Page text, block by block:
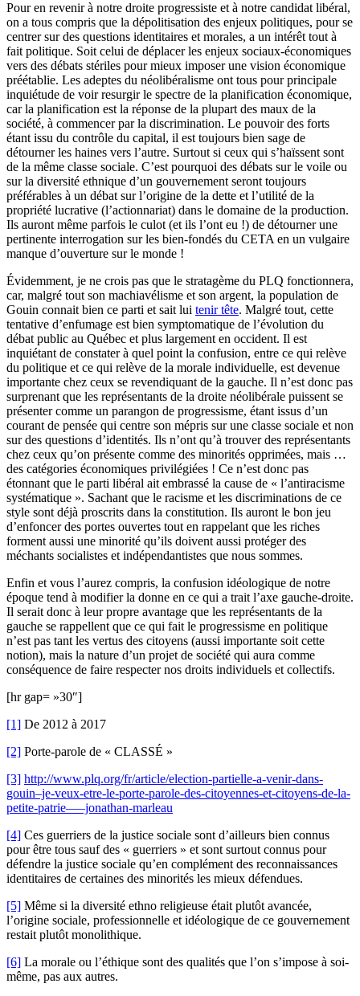
Pour en revenir à notre droite progressiste et à notre candidat libéral,
on a tous compris que la dépolitisation des enjeux politiques, pour se
centrer sur des questions identitaires et morales, a un intérêt tout à
fait politique. Soit celui de déplacer les enjeux sociaux-économiques
vers des débats stériles pour mieux imposer une vision économique
préétablie. Les adeptes du néolibéralisme ont tous pour principale
inquiétude de voir resurgir le spectre de la planification économique,
car la planification est la réponse de la plupart des maux de la
société, à commencer par la discrimination. Le pouvoir des forts
étant issu du contrôle du capital, il est toujours bien sage de
détourner les haines vers l’autre. Surtout si ceux qui s’haïssent sont
de la même classe sociale. C’est pourquoi des débats sur le voile ou
sur la diversité ethnique d’un gouvernement seront toujours
préférables à un débat sur l’origine de la dette et l’utilité de la
propriété lucrative (l’actionnariat) dans le domaine de la production.
Ils auront même parfois le culot (et ils l’ont eu !) de détourner une
pertinente interrogation sur les bien-fondés du CETA en un vulgaire
manque d’ouverture sur le monde !
Évidemment, je ne crois pas que le stratagème du PLQ fonctionnera,
car, malgré tout son machiavélisme et son argent, la population de
Gouin connait bien ce parti et sait lui tenir tête. Malgré tout, cette
tentative d’enfumage est bien symptomatique de l’évolution du
débat public au Québec et plus largement en occident. Il est
inquiétant de constater à quel point la confusion, entre ce qui relève
du politique et ce qui relève de la morale individuelle, est devenue
importante chez ceux se revendiquant de la gauche. Il n’est donc pas
surprenant que les représentants de la droite néolibérale puissent se
présenter comme un parangon de progressisme, étant issus d’un
courant de pensée qui centre son mépris sur une classe sociale et non
sur des questions d’identités. Ils n’ont qu’à trouver des représentants
chez ceux qu’on présente comme des minorités opprimées, mais …
des catégories économiques privilégiées ! Ce n’est donc pas
étonnant que le parti libéral ait embrassé la cause de « l’antiracisme
systématique ». Sachant que le racisme et les discriminations de ce
style sont déjà proscrits dans la constitution. Ils auront le bon jeu
d’enfoncer des portes ouvertes tout en rappelant que les riches
forment aussi une minorité qu’ils doivent aussi protéger des
méchants socialistes et indépendantistes que nous sommes.
Enfin et vous l’aurez compris, la confusion idéologique de notre
époque tend à modifier la donne en ce qui a trait l’axe gauche-droite.
Il serait donc à leur propre avantage que les représentants de la
gauche se rappellent que ce qui fait le progressisme en politique
n’est pas tant les vertus des citoyens (aussi importante soit cette
notion), mais la nature d’un projet de société qui aura comme
conséquence de faire respecter nos droits individuels et collectifs.
[hr gap= »30″]
[1] De 2012 à 2017
[2] Porte-parole de « CLASSÉ »
[3] http://www.plq.org/fr/article/election-partielle-a-venir-dans-
gouin–je-veux-etre-le-porte-parole-des-citoyennes-et-citoyens-de-la-
petite-patrie—–jonathan-marleau
[4] Ces guerriers de la justice sociale sont d’ailleurs bien connus
pour être tous sauf des « guerriers » et sont surtout connus pour
défendre la justice sociale qu’en complément des reconnaissances
identitaires de certaines des minorités les mieux défendues.
[5] Même si la diversité ethno religieuse était plutôt avancée,
l’origine sociale, professionnelle et idéologique de ce gouvernement
restait plutôt monolithique.
[6] La morale ou l’éthique sont des qualités que l’on s’impose à soi-
même, pas aux autres.